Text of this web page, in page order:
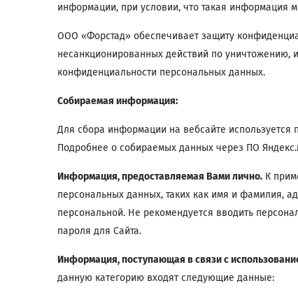
информации, при условии, что такая информация
ООО «Форстад» обеспечивает защиту
несанкционированных действий по
конфиденциальности персональных данных.
Собираемая информация:
Для сбора информации на вебсайте используется
Подробнее о собираемых данных через ПО
Информация, предоставляемая Вами лично. К
персональных данных, таких как имя и фамилия,
персональной. Не рекомендуется вводить
пароля для Сайта.
Информация, поступающая в связи с
данную категорию входят следующие данные: